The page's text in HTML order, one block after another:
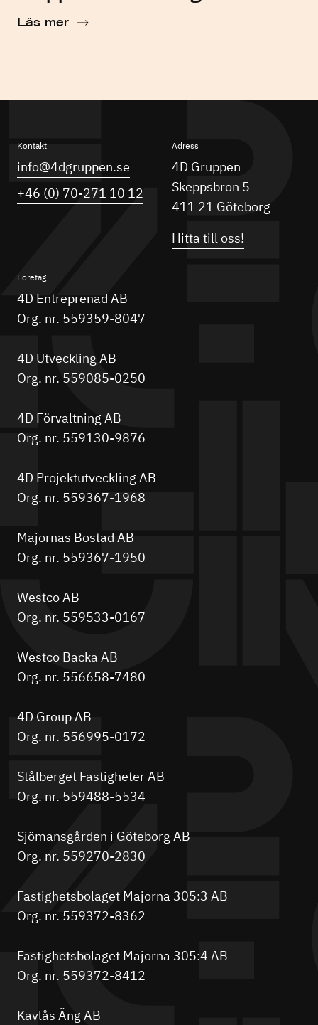
Läs mer
Kontakt
info@4dgruppen.se
+46 (0) 70-271 10 12
Adress
4D Gruppen
Skeppsbron 5
411 21 Göteborg
Hitta till oss!
Företag
4D Entreprenad AB
Org. nr. 559359-8047
4D Utveckling AB
Org. nr. 559085-0250
4D Förvaltning AB
Org. nr. 559130-9876
4D Projektutveckling AB
Org. nr. 559367-1968
Majornas Bostad AB
Org. nr. 559367-1950
Westco AB
Org. nr. 559533-0167
Westco Backa AB
Org. nr. 556658-7480
4D Group AB
Org. nr. 556995-0172
Stålberget Fastigheter AB
Org. nr. 559488-5534
Sjömansgården i Göteborg AB
Org. nr. 559270-2830
Fastighetsbolaget Majorna 305:3 AB
Org. nr. 559372-8362
Fastighetsbolaget Majorna 305:4 AB
Org. nr. 559372-8412
Kavlås Äng AB